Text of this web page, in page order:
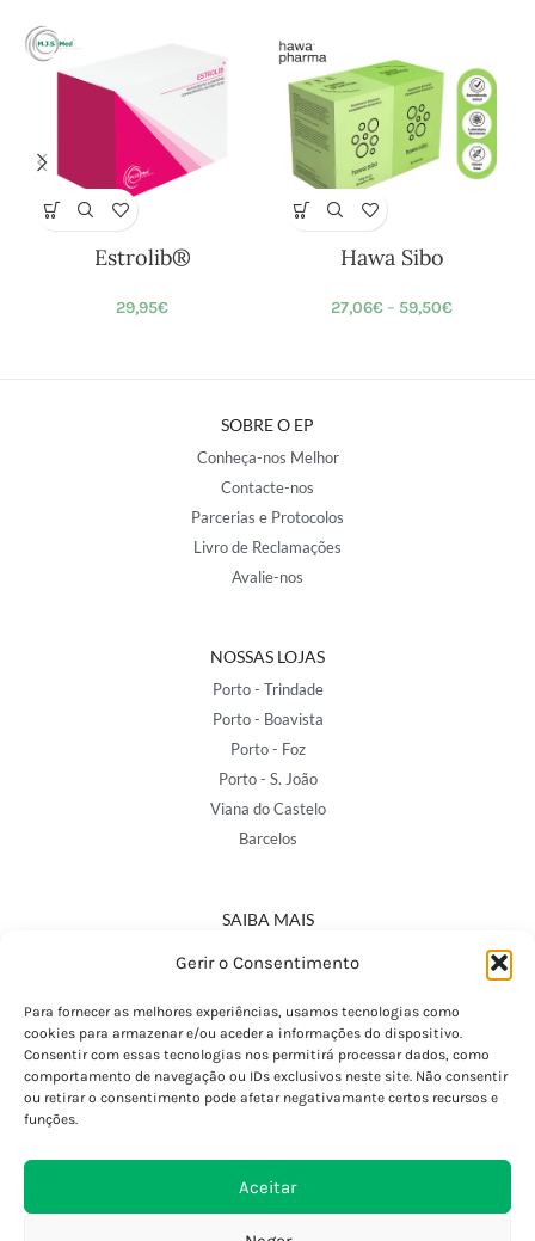
Gerir o Consentimento
Para fornecer as melhores experiências, usamos tecnologias como
cookies para armazenar e/ou aceder a informações do dispositivo.
Consentir com essas tecnologias nos permitirá processar dados, como
comportamento de navegação ou IDs exclusivos neste site. Não consentir
ou retirar o consentimento pode afetar negativamante certos recursos e
funções.
Aceitar
Estrolib®
29,95€
Hawa Sibo
27,06€ – 59,50€
SOBRE O EP
Conheça-nos Melhor
Contacte-nos
Parcerias e Protocolos
Livro de Reclamações
Avalie-nos
NOSSAS LOJAS
Porto - Trindade
Porto - Boavista
Porto - Foz
Porto - S. João
Viana do Castelo
Barcelos
SAIBA MAIS
Política de Privacidade
Termos e Condições
Perguntas Frequentes
Custos de Envio
Encomendas Internacionais
Devoluções e Trocas